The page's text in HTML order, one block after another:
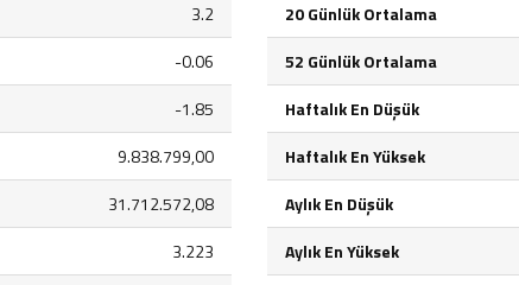
3.2
-0.06
-1.85
9.838.799,00
31.712.572,08
3.223
20 Günlük Ortalama
52 Günlük Ortalama
Haftalık En Düşük
Haftalık En Yüksek
Aylık En Düşük
Aylık En Yüksek